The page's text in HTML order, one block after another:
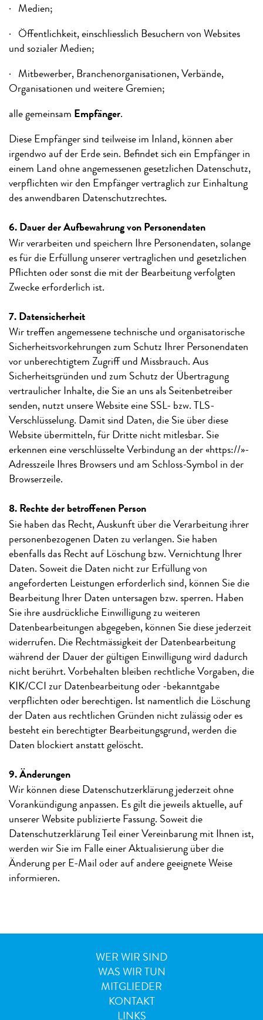
· Medien;
· Öffentlichkeit, einschliesslich Besuchern von Websites
und sozialer Medien;
· Mitbewerber, Branchenorganisationen, Verbände,
Organisationen und weitere Gremien;
alle gemeinsam Empfänger.
Diese Empfänger sind teilweise im Inland, können aber
irgendwo auf der Erde sein. Befindet sich ein Empfänger in
einem Land ohne angemessenen gesetzlichen Datenschutz,
verpflichten wir den Empfänger vertraglich zur Einhaltung
des anwendbaren Datenschutzrechtes.
6. Dauer der Aufbewahrung von Personendaten
Wir verarbeiten und speichern Ihre Personendaten, solange
es für die Erfüllung unserer vertraglichen und gesetzlichen
Pflichten oder sonst die mit der Bearbeitung verfolgten
Zwecke erforderlich ist.
7. Datensicherheit
Wir treffen angemessene technische und organisatorische
Sicherheitsvorkehrungen zum Schutz Ihrer Personendaten
vor unberechtigtem Zugriff und Missbrauch. Aus
Sicherheitsgründen und zum Schutz der Übertragung
vertraulicher Inhalte, die Sie an uns als Seitenbetreiber
senden, nutzt unsere Website eine SSL- bzw. TLS-
Verschlüsselung. Damit sind Daten, die Sie über diese
Website übermitteln, für Dritte nicht mitlesbar. Sie
erkennen eine verschlüsselte Verbindung an der «https://»-
Adresszeile Ihres Browsers und am Schloss-Symbol in der
Browserzeile.
8. Rechte der betroffenen Person
Sie haben das Recht, Auskunft über die Verarbeitung ihrer
personenbezogenen Daten zu verlangen. Sie haben
ebenfalls das Recht auf Löschung bzw. Vernichtung Ihrer
Daten. Soweit die Daten nicht zur Erfüllung von
angeforderten Leistungen erforderlich sind, können Sie die
Bearbeitung Ihrer Daten untersagen bzw. sperren. Haben
Sie ihre ausdrückliche Einwilligung zu weiteren
Datenbearbeitungen abgegeben, können Sie diese jederzeit
widerrufen. Die Rechtmässigkeit der Datenbearbeitung
während der Dauer der gültigen Einwilligung wird dadurch
nicht berührt. Vorbehalten bleiben rechtliche Vorgaben, die
KIK/CCI zur Datenbearbeitung oder -bekanntgabe
verpflichten oder berechtigen. Ist namentlich die Löschung
der Daten aus rechtlichen Gründen nicht zulässig oder es
besteht ein berechtigter Bearbeitungsgrund, werden die
Daten blockiert anstatt gelöscht.
9. Änderungen
Wir können diese Datenschutzerklärung jederzeit ohne
Vorankündigung anpassen. Es gilt die jeweils aktuelle, auf
unserer Website publizierte Fassung. Soweit die
Datenschutzerklärung Teil einer Vereinbarung mit Ihnen ist,
werden wir Sie im Falle einer Aktualisierung über die
Änderung per E-Mail oder auf andere geeignete Weise
informieren.
WER WIR SIND
WAS WIR TUN
MITGLIEDER
KONTAKT
LINKS